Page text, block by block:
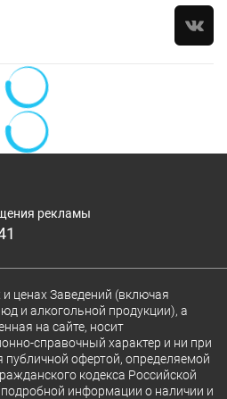
рекламы
ценах Заведений (включая
и алкогольной продукции), а
на сайте, носит
справочный характер и ни при
публичной офертой, определяемой
кодекса Российской
информации о наличии и